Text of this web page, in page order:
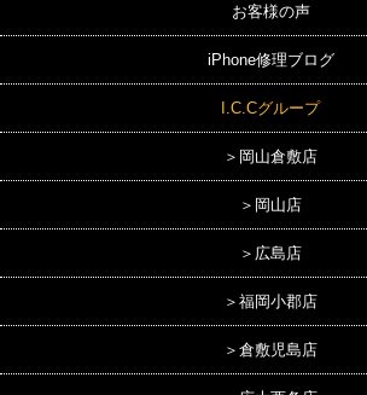
お客様の声
iPhone修理ブログ
I.C.Cグループ
＞岡山倉敷店
＞岡山店
＞広島店
＞福岡小郡店
＞倉敷児島店